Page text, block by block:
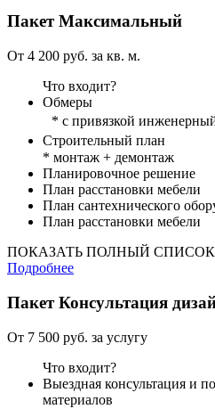
ПакетМаксимальный
От 4 200 руб. за кв. м.
Что входит?
Обмеры
* с привязкой
Строительный план
* монтаж + демонтаж
Планировочное решение
План расстановки мебели
План сантехнического
План расстановки мебели
ПОКАЗАТЬ ПОЛНЫЙ СПИСОК
Подробнее
ПакетКонсультация
От 7 500 руб. за услугу
Что входит?
Выездная консультация и
материалов